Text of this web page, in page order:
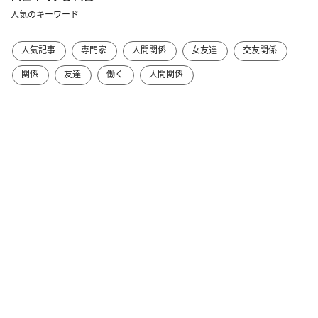
人気のキーワード
人気記事 専門家 人間関係 女友達
交友関係
関係
友達 働く 人間関係